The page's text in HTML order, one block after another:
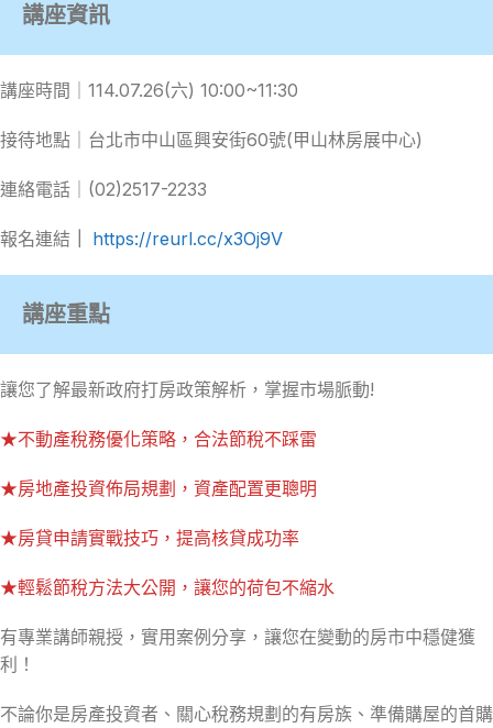
講座資訊
講座時間｜114.07.26(六) 10:00~11:30
接待地點｜台北市中山區興安街60號(甲山林房展中心)
連絡電話｜(02)2517-2233
報名連結 https://reurl.cc/x3Oj9V
講座重點
讓您了解最新政府打房政策解析，掌握市場脈動!
★不動產稅務優化策略，合法節稅不踩雷
★房地產投資佈局規劃，資產配置更聰明
★房貸申請實戰技巧，提高核貸成功率
★輕鬆節稅方法大公開，讓您的荷包不縮水
有專業講師親授，實用案例分享，讓您在變動的房市中穩健獲
利！
不論你是房產投資者、關心稅務規劃的有房族、準備購屋的首購